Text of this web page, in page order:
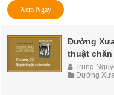
Xem Ngay
Đường
thuật chăn
Trung
Đường